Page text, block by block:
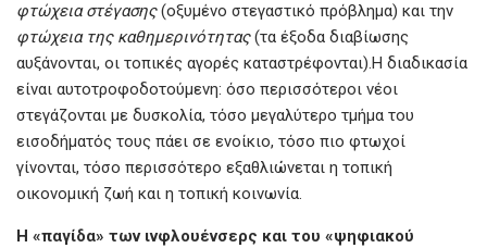
φτώχειαστέγασης(οξυμένο στεγαστικό πρόβλημα) και την
φτώχεια της καθημερινότητας(τα έξοδα διαβίωσης
αυξάνονται, οι τοπικές αγορές καταστρέφονται).Η διαδικασία
είναι αυτοτροφοδοτούμενη: όσο περισσότεροι νέοι
στεγάζονται με δυσκολία, τόσο μεγαλύτερο τμήμα του
εισοδήματός τους πάει σε ενοίκιο, τόσο πιο φτωχοί
γίνονται, τόσο περισσότερο εξαθλιώνεται η τοπική
οικονομική ζωή και η τοπική κοινωνία.
Η «παγίδα» των ινφλουένσερς και του «ψηφιακού